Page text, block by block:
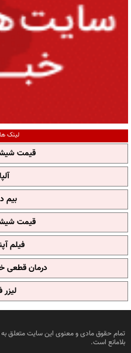
لینک
قیمت
بیم
قیمت
فیلم
درمان قطعی
لیزر
تمام حقوق مادی و معنوی این سایت متعلق به
بلامانع است.